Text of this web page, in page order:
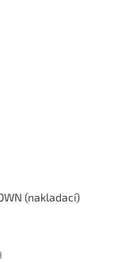
(nakladací)